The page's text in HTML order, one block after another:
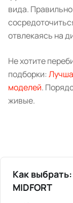
вида.
отвлекаясь на
Не хотите
подборки:
моделей.
живые.
Как
MIDFORT